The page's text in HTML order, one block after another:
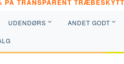
PÅ TRANSPARENT
UDENDØRS ANDET GODT